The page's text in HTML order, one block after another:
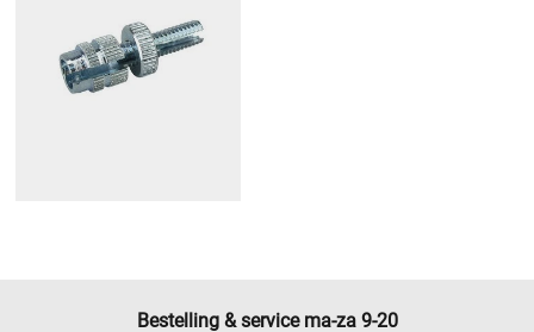
Bestelling & service ma-za 9-20